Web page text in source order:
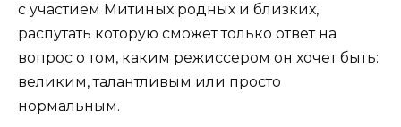
с участием Митиных родных и близких,
распутать которую сможет только ответ на
вопрос о том, каким режиссером он хочет быть:
великим, талантливым или просто
нормальным.